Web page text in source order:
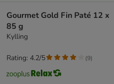
Gourmet Gold Fin Paté 12 x
85 g
Kylling
Rating: 4.2/5 (9)